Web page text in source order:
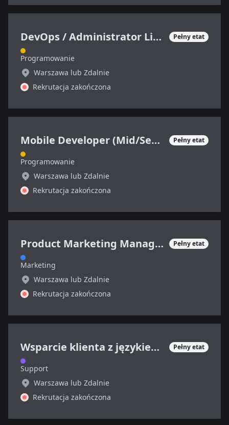
DevOps / Administrator Linux Pełny etat
Programowanie
Warszawa lub Zdalnie
Rekrutacja zakończona
Mobile Developer (Mid/Senior) Pełny etat
Programowanie
Warszawa lub Zdalnie
Rekrutacja zakończona
Product Marketing Manager (SaaS) Pełny etat
Marketing
Warszawa lub Zdalnie
Rekrutacja zakończona
Wsparcie klienta z językiem francuskim Pełny etat
Support
Warszawa lub Zdalnie
Rekrutacja zakończona